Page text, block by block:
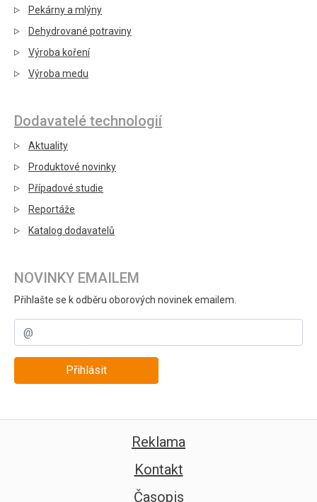
Pekárny a mlýny
Dehydrované potraviny
Výroba koření
Výroba medu
Dodavatelé technologií
Aktuality
Produktové novinky
Případové studie
Reportáže
Katalog dodavatelů
NOVINKY EMAILEM
Přihlašte se k odběru oborových novinek emailem.
Přihlásit
Reklama
Kontakt
Časopis